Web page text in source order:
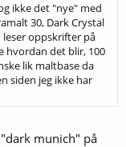
ikke det "nye" med
30, Dark Crystal
oppskrifter på
hvordan det blir, 100
lik maltbase da
siden jeg ikke har
munich" på